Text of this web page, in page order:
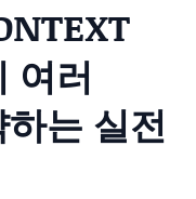
여러
는 실전